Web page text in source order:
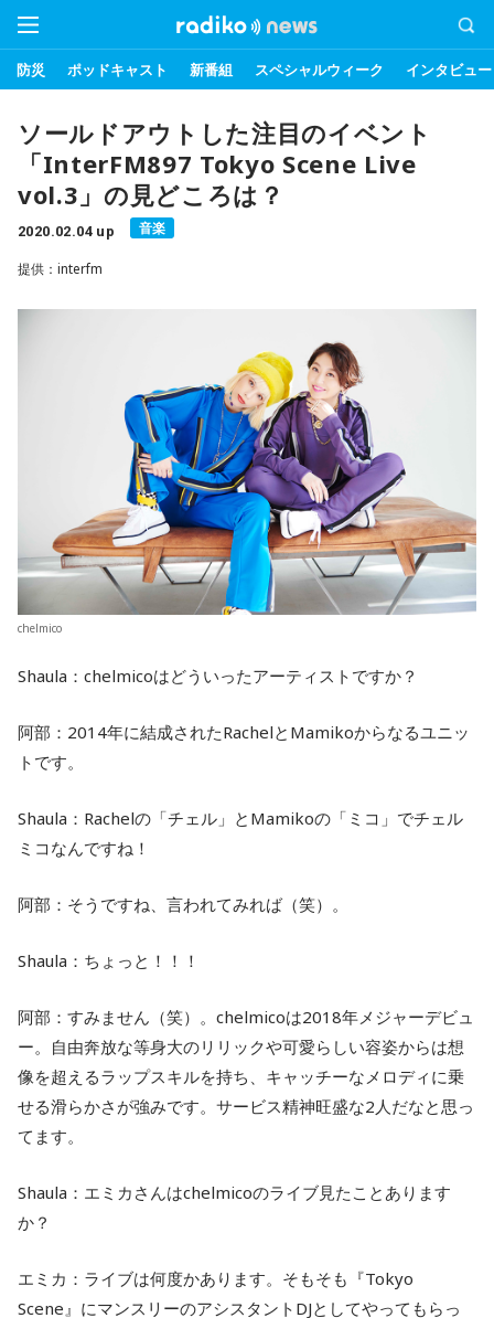
防災 ポッドキャスト 新番組 スペシャルウィーク インタビュー
ソールドアウトした注目のイベント
「InterFM897 Tokyo Scene Live
vol.3」の見どころは？
2020.02.04 up 音楽
提供：interfm
chelmico
Shaula：chelmicoはどういったアーティストですか？
阿部：2014年に結成されたRachelとMamikoからなるユニッ
トです。
Shaula：Rachelの「チェル」とMamikoの「ミコ」でチェル
ミコなんですね！
阿部：そうですね、言われてみれば（笑）。
Shaula：ちょっと！！！
阿部：すみません（笑）。chelmicoは2018年メジャーデビュ
ー。自由奔放な等身大のリリックや可愛らしい容姿からは想
像を超えるラップスキルを持ち、キャッチーなメロディに乗
せる滑らかさが強みです。サービス精神旺盛な2人だなと思っ
てます。
Shaula：エミカさんはchelmicoのライブ見たことあります
か？
エミカ：ライブは何度かあります。そもそも『Tokyo
Scene』にマンスリーのアシスタントDJとしてやってもらっ